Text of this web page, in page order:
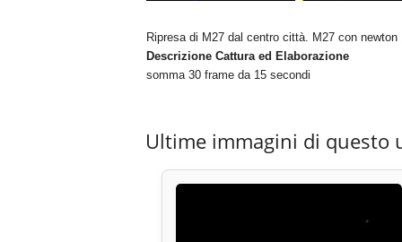
Ripresa di M27 dal centro città. M27 con
Descrizione Cattura ed Elaborazione
somma 30 frame da 15 secondi
Ultime immagini di questo